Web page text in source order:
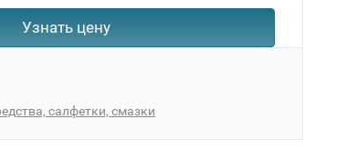
Узнать цену
салфетки, смазки